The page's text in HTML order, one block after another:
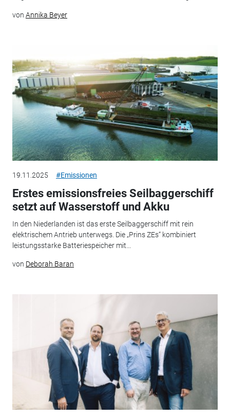
von Annika Beyer
19.11.2025 #Emissionen
Erstes emissionsfreies Seilbaggerschiff
setzt auf Wasserstoff und Akku
In den Niederlanden ist das erste Seilbaggerschiff mit rein
elektrischem Antrieb unterwegs. Die „Prins ZEs“ kombiniert
leistungsstarke Batteriespeicher mit...
von Deborah Baran